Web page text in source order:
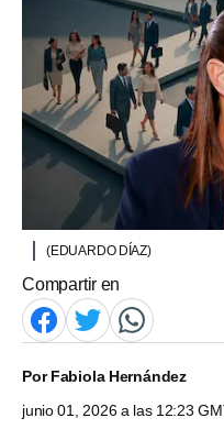
(EDUARDO DÍAZ)
Compartir en
PorFabiola Hernández
junio 01, 2026 a las 12:23